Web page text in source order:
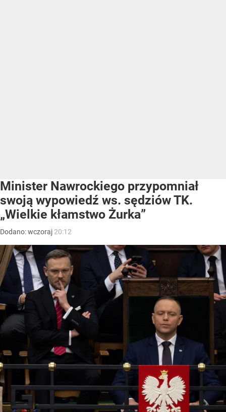
Minister Nawrockiego przypomniał
swoją wypowiedź ws. sędziów TK.
„Wielkie kłamstwo Żurka”
Dodano:wczoraj 20:12